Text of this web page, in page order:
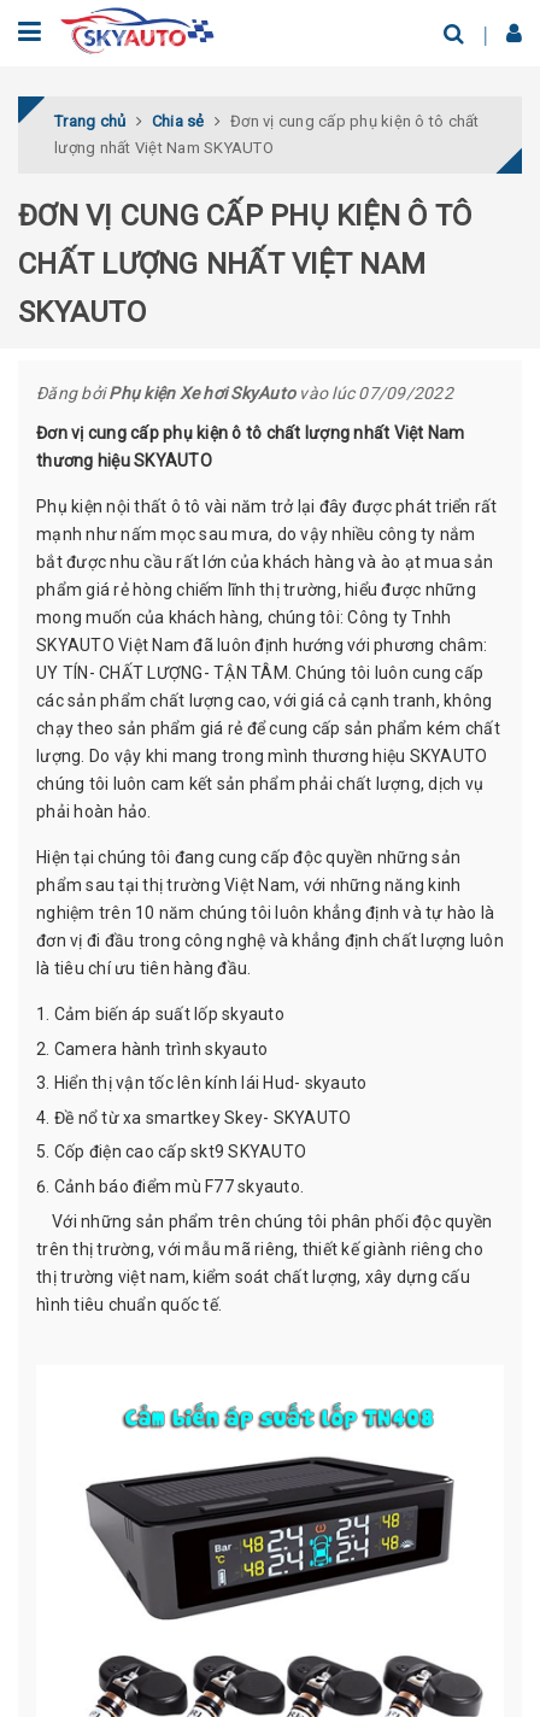
Trang chủ Chia sẻ
Đơn vị cung cấp phụ kiện ô tô chất
lượng nhất Việt Nam SKYAUTO
ĐƠN VỊ CUNG CẤP PHỤ KIỆN Ô TÔ
CHẤT LƯỢNG NHẤT VIỆT NAM
SKYAUTO
Đăng bởiPhụ kiện Xe hơi SkyAutovào lúc 07/09/2022
Đơn vị cung cấp phụ kiện ô tô chất lượng nhất Việt Nam
thương hiệu SKYAUTO
Phụ kiện nội thất ô tô vài năm trở lại đây được phát triển rất
mạnh như nấm mọc sau mưa, do vậy nhiều công ty nắm
bắt được nhu cầu rất lớn của khách hàng và ào ạt mua sản
phẩm giá rẻ hòng chiếm lĩnh thị trường, hiểu được những
mong muốn của khách hàng, chúng tôi: Công ty Tnhh
SKYAUTO Việt Nam đã luôn định hướng với phương châm:
UY TÍN- CHẤT LƯỢNG- TẬN TÂM. Chúng tôi luôn cung cấp
các sản phẩm chất lượng cao, với giá cả cạnh tranh, không
chạy theo sản phẩm giá rẻ để cung cấp sản phẩm kém chất
lượng. Do vậy khi mang trong mình thương hiệu SKYAUTO
chúng tôi luôn cam kết sản phẩm phải chất lượng, dịch vụ
phải hoàn hảo.
Hiện tại chúng tôi đang cung cấp độc quyền những sản
phẩm sau tại thị trường Việt Nam, với những năng kinh
nghiệm trên 10 năm chúng tôi luôn khẳng định và tự hào là
đơn vị đi đầu trong công nghệ và khẳng định chất lượng luôn
là tiêu chí ưu tiên hàng đầu.
Cảm biến áp suất lốp skyauto
Camera hành trình skyauto
Hiển thị vận tốc lên kính lái Hud- skyauto
Đề nổ từ xa smartkey Skey- SKYAUTO
Cốp điện cao cấp skt9 SKYAUTO
Cảnh báo điểm mù F77 skyauto.
Với những sản phẩm trên chúng tôi phân phối độc quyền
trên thị trường, với mẫu mã riêng, thiết kế giành riêng cho
thị trường việt nam, kiểm soát chất lượng, xây dựng cấu
hình tiêu chuẩn quốc tế.